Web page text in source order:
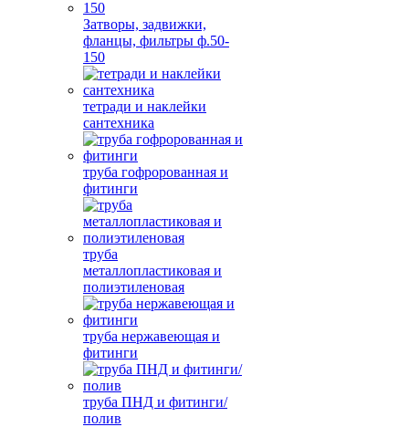
Затворы, задвижки,
фланцы, фильтры ф.50-
150
тетради и наклейки
сантехника
труба гофророванная и
фитинги
труба
металлопластиковая и
полиэтиленовая
труба нержавеющая и
фитинги
труба ПНД и фитинги/
полив